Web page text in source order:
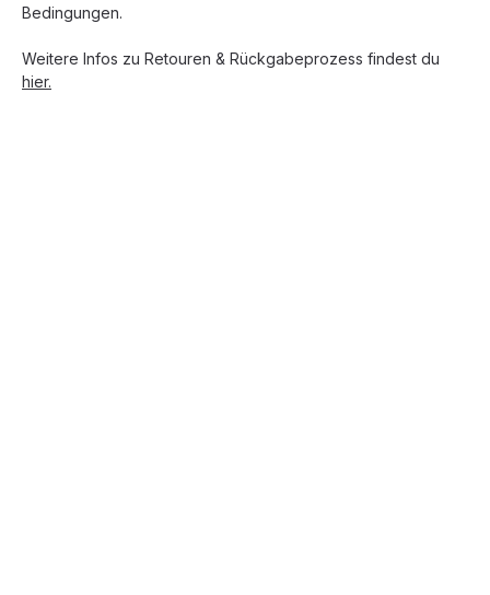
Bedingungen.
Weitere Infos zu Retouren & Rückgabeprozess findest du
hier.